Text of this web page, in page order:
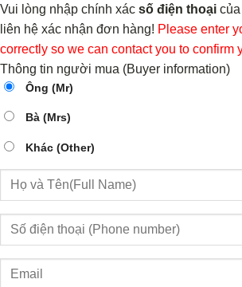
Vui lòng nhập chính xác số điện thoại
liên hệ xác nhận đơn hàng! Please enter
correctly so we can contact you to confirm
Thông tin người mua (Buyer information)
Ông (Mr)
Bà (Mrs)
Khác (Other)